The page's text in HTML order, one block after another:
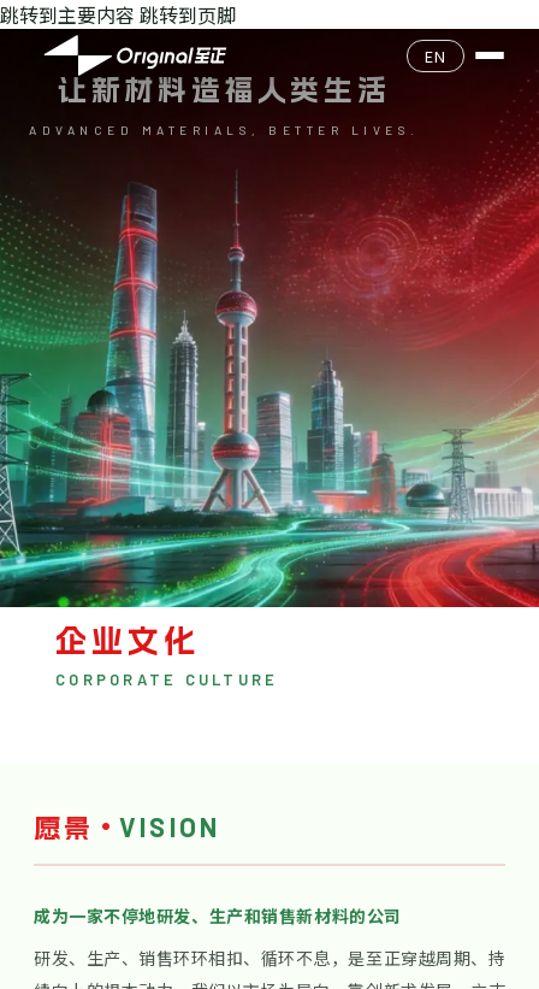
跳转到主要内容 跳转到页脚
公司介绍
企业文化
发展历程
产品目录
质量经营
加入我们
EN
让新材料造福人类生活
ADVANCED MATERIALS, BETTER LIVES.
企业文化
CORPORATE CULTURE
愿景 ·VISION
成为一家不停地研发、生产和销售新材料的公司
研发、生产、销售环环相扣、循环不息，是至正穿越周期、持